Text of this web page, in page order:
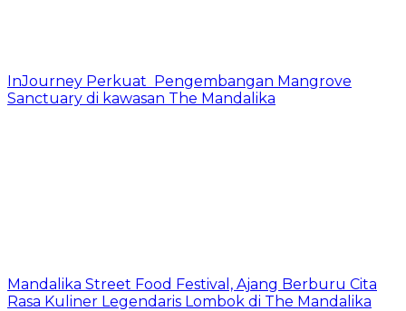
InJourney Perkuat Pengembangan Mangrove
Sanctuary di kawasan The Mandalika
Mandalika Street Food Festival, Ajang Berburu Cita
Rasa Kuliner Legendaris Lombok di The Mandalika